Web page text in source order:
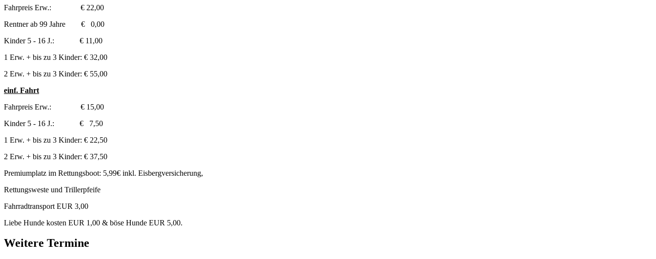
Fahrpreis Erw.: € 22,00
Rentner ab 99 Jahre € 0,00
Kinder 5 - 16 J.: € 11,00
1 Erw. + bis zu 3 Kinder: € 32,00
2 Erw. + bis zu 3 Kinder: € 55,00
einf. Fahrt
Fahrpreis Erw.: € 15,00
Kinder 5 - 16 J.: € 7,50
1 Erw. + bis zu 3 Kinder: € 22,50
2 Erw. + bis zu 3 Kinder: € 37,50
Premiumplatz im Rettungsboot: 5,99€ inkl. Eisbergversicherung,
Rettungsweste und Trillerpfeife
Fahrradtransport EUR 3,00
Liebe Hunde kosten EUR 1,00 & böse Hunde EUR 5,00.
Weitere Termine